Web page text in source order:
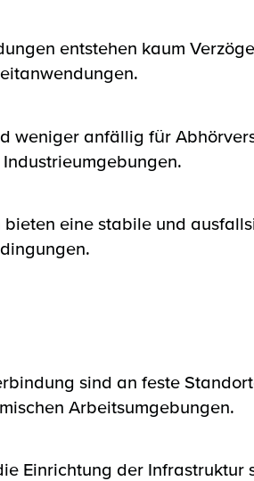
entstehen kaum
weniger anfällig für
eine stabile und
sind an feste
Arbeitsumgebungen.
Einrichtung der Infrastruktur